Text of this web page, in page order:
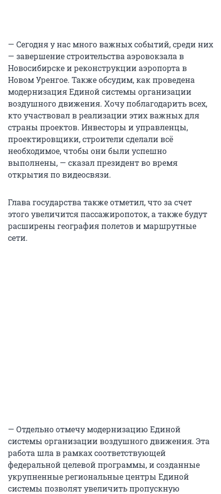
— Сегодня у нас много важных событий, среди них
— завершение строительства аэровокзала в
Новосибирске и реконструкции аэропорта в
Новом Уренгое. Также обсудим, как проведена
модернизация Единой системы организации
воздушного движения. Хочу поблагодарить всех,
кто участвовал в реализации этих важных для
страны проектов. Инвесторы и управленцы,
проектировщики, строители сделали всё
необходимое, чтобы они были успешно
выполнены, — сказал президент во время
открытия по видеосвязи.
Глава государства также отметил, что за счет
этого увеличится пассажиропоток, а также будут
расширены география полетов и маршрутные
сети.
— Отдельно отмечу модернизацию Единой
системы организации воздушного движения. Эта
работа шла в рамках соответствующей
федеральной целевой программы, и созданные
укрупненные региональные центры Единой
системы позволят увеличить пропускную